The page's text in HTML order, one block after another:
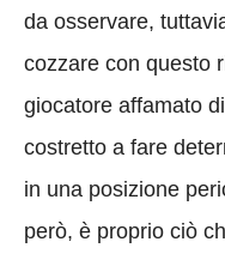
da osservare,
cozzare con questo
giocatore affamato
costretto a fare
in una posizione
però, è proprio ciò